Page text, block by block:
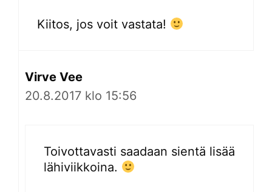
Kiitos, jos voit vastata!
Virve Vee
20.8.2017 klo 15:56
Toivottavasti saadaan sientä lisää
lähiviikkoina.